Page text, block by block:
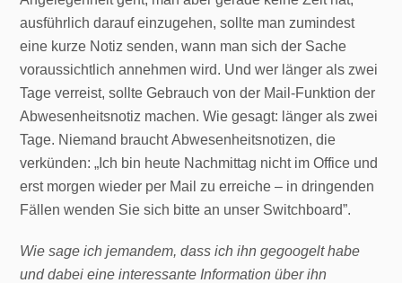
ausführlich darauf einzugehen, sollte man zumindest
eine kurze Notiz senden, wann man sich der Sache
voraussichtlich annehmen wird. Und wer länger als zwei
Tage verreist, sollte Gebrauch von der Mail-Funktion der
Abwesenheitsnotiz machen. Wie gesagt: länger als zwei
Tage. Niemand braucht Abwesenheitsnotizen, die
verkünden: „Ich bin heute Nachmittag nicht im Office und
erst morgen wieder per Mail zu erreiche – in dringenden
Fällen wenden Sie sich bitte an unser Switchboard”.
Wie sage ich jemandem, dass ich ihn gegoogelt habe
und dabei eine interessante Information über ihn